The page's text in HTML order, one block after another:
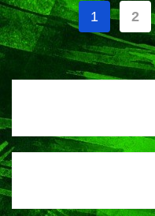
de
1 2